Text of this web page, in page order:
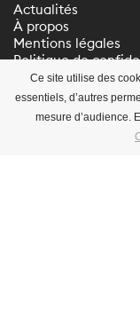
Actualités
À propos
Mentions légales
Politique de
Paramètres de
confidentialité
Ce site utilise des
essentiels, d’autres
mesure d’audience.